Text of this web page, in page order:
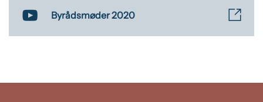
Byrådsmøder 2020